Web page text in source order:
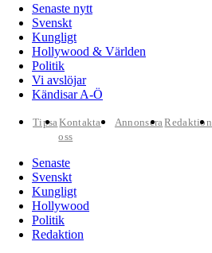
Senaste nytt
Svenskt
Kungligt
Hollywood & Världen
Politik
Vi avslöjar
Kändisar A-Ö
TipsaKontakta
oss
AnnonseraRedaktion
Senaste
Svenskt
Kungligt
Hollywood
Politik
Redaktion